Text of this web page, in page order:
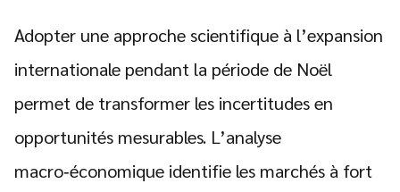
Adopter une approche scientifique à l’expansion
internationale pendant la période de Noël
permet de transformer les incertitudes en
opportunités mesurables. L’analyse
macro‑économique identifie les marchés à fort